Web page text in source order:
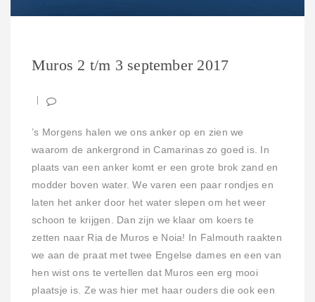
Muros 2 t/m 3 september 2017
’s Morgens halen we ons anker op en zien we
waarom de ankergrond in Camarinas zo goed is. In
plaats van een anker komt er een grote brok zand en
modder boven water. We varen een paar rondjes en
laten het anker door het water slepen om het weer
schoon te krijgen. Dan zijn we klaar om koers te
zetten naar Ria de Muros e Noia! In Falmouth raakten
we aan de praat met twee Engelse dames en een van
hen wist ons te vertellen dat Muros een erg mooi
plaatsje is. Ze was hier met haar ouders die ook een